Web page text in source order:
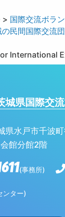
> 国際交流ボラ
の民間国際交流
International
城県国際交
水戸市千波
館分館2階
(事務所)
ンター)